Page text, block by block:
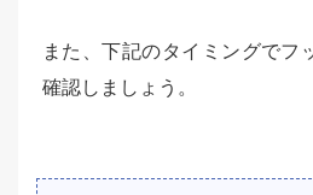
また、下記のタイミングでフ
確認しましょう。